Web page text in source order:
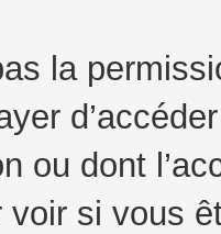
la
ou dont
voir si vous